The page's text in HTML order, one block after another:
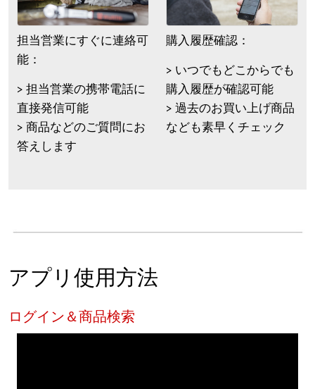
担当営業にすぐに連絡可
能：
> 担当営業の携帯電話に
直接発信可能
> 商品などのご質問にお
答えします
購入履歴確認：
> いつでもどこからでも
購入履歴が確認可能
> 過去のお買い上げ商品
なども素早くチェック
アプリ使用方法
ログイン＆商品検索